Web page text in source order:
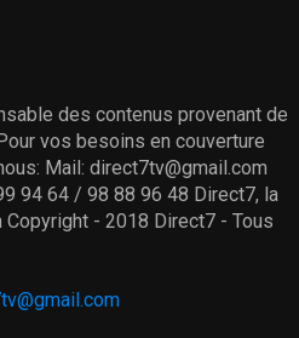
des contenus provenant de
vos besoins en couverture
Mail: direct7tv@gmail.com
94 64 / 98 88 96 48 Direct7, la
- 2018 Direct7 - Tous